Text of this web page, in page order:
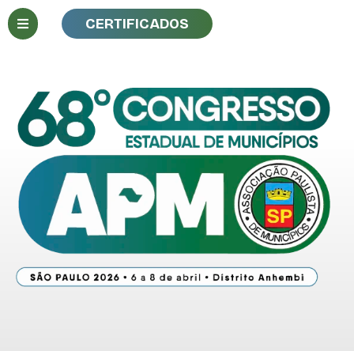
CERTIFICADOS